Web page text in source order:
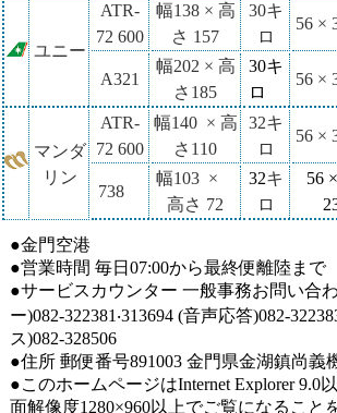
ユニー
ATR-
72 600
幅138 × 高
さ 157
30キ
ロ
56 ×
A321
幅202 × 高
さ 185
30キ
ロ
56 ×
マンダ
リン
ATR-
72 600
幅140 × 高
さ 110
32キ
ロ
56 ×
738
幅103 ×
高さ 72
32キ
ロ
56
●金門空港
●営業時間 毎日07:00から最終便離陸まで
●サービスカウンター 一般事務お問い合
ー)082-322381‧313694 (音声応答)082-
ス)082-328506
●住所 郵便番号891003 金門県金湖鎮尚義
●このホームページはInternet Explorer 9.0
面解像度1280×960以上でご覧になること